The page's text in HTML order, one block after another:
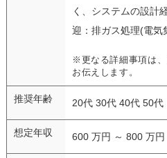
く、システムの設計
迎：排ガス処理(電気
※更なる詳細事項は
お伝えします。
推奨年齢 20代 30代 40代 50代
想定年収 600 万円 ～ 800 万円